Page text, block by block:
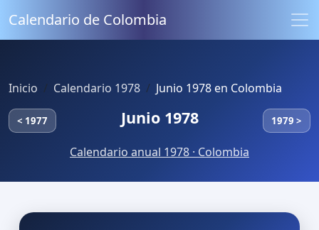
Calendario de Colombia
Inicio Calendario 1978 Junio 1978 en Colombia
< 1977 Junio 1978 1979 >
Calendario anual 1978 · Colombia